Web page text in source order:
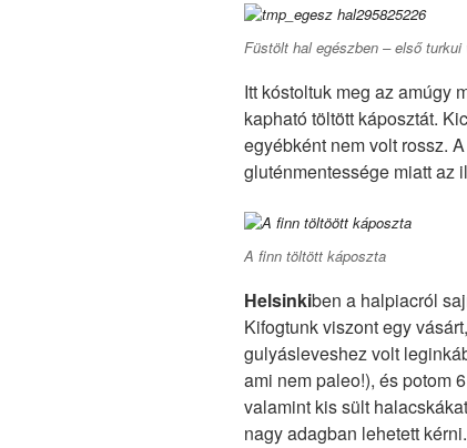
Füstölt hal egészben – első turkui
Itt kóstoltuk meg az amúgy
kapható töltött káposztát.
egyébként nem volt rossz.
gluténmentessége miatt az
A finn töltött káposzta
Helsinkiben a halpiacról
Kifogtunk viszont egy
gulyásleveshez volt
ami nem paleo!), és potom
valamint kis sült
nagy adagban lehetett kérni.